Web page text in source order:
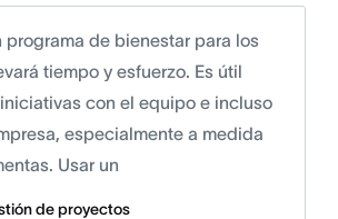
programa de bienestar para los
tiempo y esfuerzo. Es útil
con el equipo e incluso
especialmente a medida
Usar un
de proyectos